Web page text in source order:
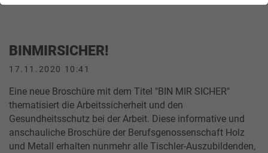
BINMIRSICHER!
17.11.2020 10:41
Eine neue Broschüre mit dem Titel "BIN MIR SICHER"
thematisiert die Arbeitssicherheit und den
Gesundheitsschutz bei der Arbeit. Diese informative und
anschauliche Broschüre der Berufsgenossenschaft Holz
und Metall erhalten nunmehr alle Tischler-Auszubildenden,